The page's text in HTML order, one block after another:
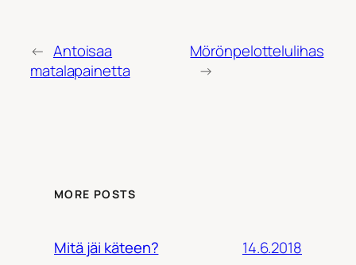
← Antoisaa
matalapainetta
Mörönpelottelulihas
→
MORE POSTS
Mitä jäi käteen? 14.6.2018